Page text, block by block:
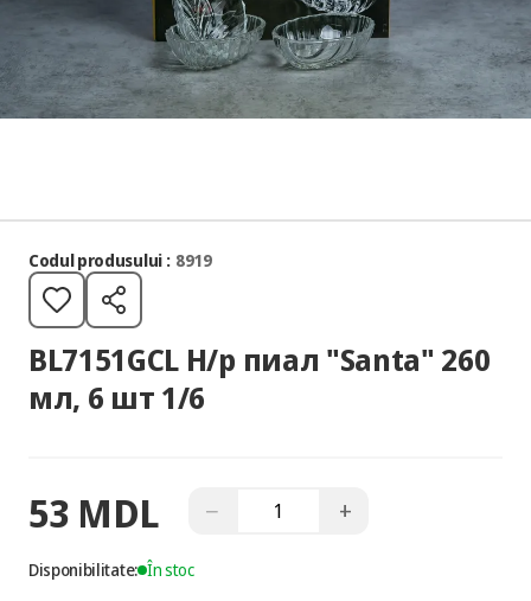
Codul produsului : 8919
BL7151GCL Н/р пиал "Santa" 260
мл, 6 шт 1/6
53 MDL − +
Disponibilitate: În stoc